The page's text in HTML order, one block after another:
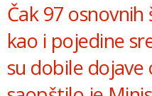
Čak 97
kao i pojedine
su dobile